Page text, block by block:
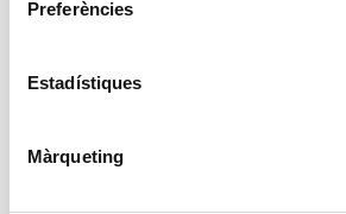
Preferències
Estadístiques
MàrquetingEstà Catalunya
per garantir unes